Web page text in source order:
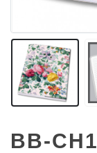
BB-